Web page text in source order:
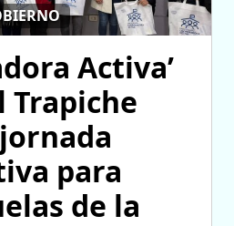
Activa’
Trapiche
para
de la